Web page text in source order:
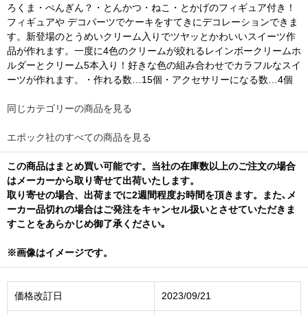
ろくま・ぺんぎん？・とんかつ・ねこ・とかげのフィギュア付き！
フィギュアや デコパーツでケーキをすてきにデコレーションできま
す。新登場のとうめいクリーム入りでツヤッとかわいいスイーツ作
品が作れます。一度に4色のクリームが絞れるレインボークリームホ
ルダーとクリーム5本入り！好きな色の組み合わせでカラフルなスイ
ーツが作れます。・作れる数…15個・アクセサリーになる数…4個
同じカテゴリーの商品を見る
エポック社のすべての商品を見る
この商品はまとめ買い可能です。当社の在庫数以上のご注文の場合
はメーカーから取り寄せて出荷いたします。
取り寄せの場合、出荷までに2週間程度お時間を頂きます。また､メ
ーカー品切れの場合はご発注をキャンセル扱いとさせていただきま
すことをあらかじめ御了承ください｡
※画像はイメージです。
価格改訂日 2023/09/21